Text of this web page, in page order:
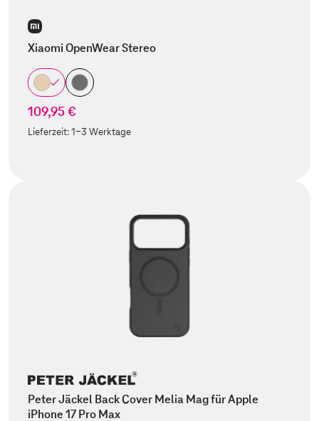
Xiaomi OpenWear Stereo
109,95 €
Lieferzeit:1-3 Werktage
Peter Jäckel Back Cover Melia Mag für Apple
iPhone 17 Pro Max